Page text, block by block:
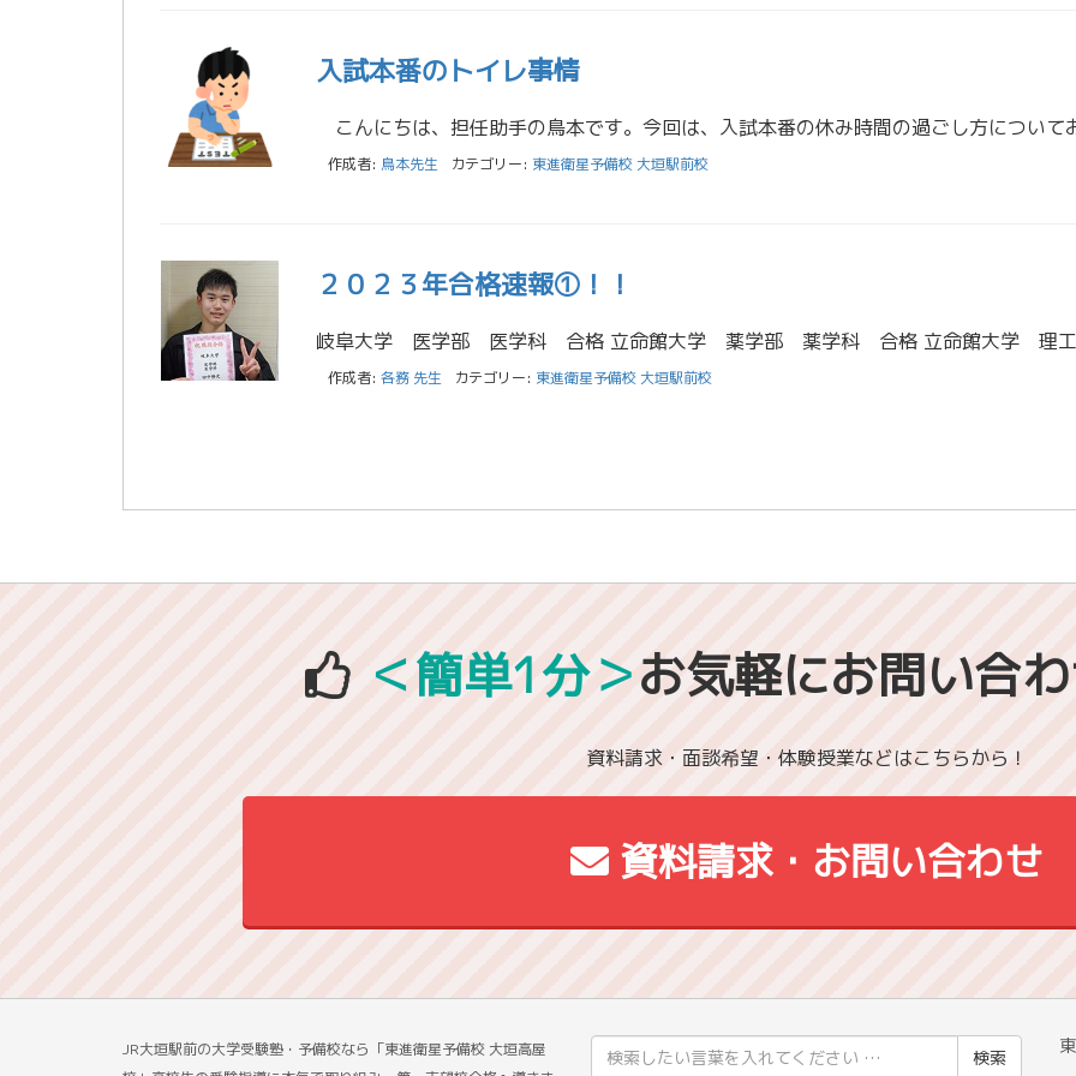
入試本番のトイレ事情
作成者: 鳥本先生 カテゴリー: 東進衛星予備校 大垣駅前校
２０２３年合格速報①！！
作成者: 各務 先生 カテゴリー: 東進衛星予備校 大垣駅前校
＜簡単1分＞お気軽にお問い合
資料請求・面談希望・体験授業などはこちらから！
資料請求・お問い合わせ
JR大垣駅前の大学受験塾・予備校なら「東進衛星予備校 大垣高屋